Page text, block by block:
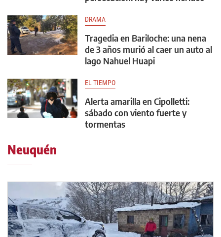
DRAMA
Tragedia en Bariloche: una nena
de 3 años murió al caer un auto al
lago Nahuel Huapi
EL TIEMPO
Alerta amarilla en Cipolletti:
sábado con viento fuerte y
tormentas
Neuquén